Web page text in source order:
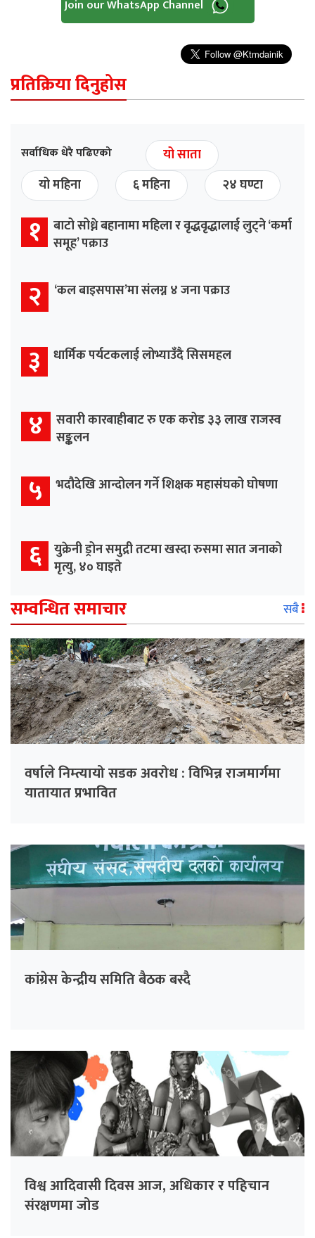
Join our WhatsApp Channel
प्रतिक्रिया दिनुहोस
सर्वाधिक धेरै पढिएको
यो साता
यो महिना
६ महिना २४ घण्टा
१ बाटो सोध्ने बहानामा महिला र वृद्धवृद्धालाई लुट्ने ‘कर्मा
समूह’ पक्राउ
२ ‘कल बाइसपास’मा संलग्न ४ जना पक्राउ
३ धार्मिक पर्यटकलाई लोभ्याउँदै सिसमहल
४ सवारी कारबाहीबाट रु एक करोड ३३ लाख राजस्व
सङ्कलन
५ भदौदेखि आन्दोलन गर्ने शिक्षक महासंघको घोषणा
६ युक्रेनी ड्रोन समुद्री तटमा खस्दा रुसमा सात जनाको
मृत्यु, ४० घाइते
सम्वन्धित समाचार सबै
वर्षाले निम्त्यायो सडक अवरोध : विभिन्न राजमार्गमा
यातायात प्रभावित
कांग्रेस केन्द्रीय समिति बैठक बस्दै
विश्व आदिवासी दिवस आज, अधिकार र पहिचान
संरक्षणमा जोड